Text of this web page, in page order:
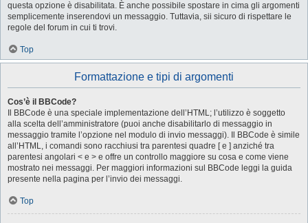
questa opzione è disabilitata. È anche possibile spostare in cima gli argomenti
semplicemente inserendovi un messaggio. Tuttavia, sii sicuro di rispettare le
regole del forum in cui ti trovi.
Top
Formattazione e tipi di argomenti
Cos’è il BBCode?
Il BBCode è una speciale implementazione dell’HTML; l’utilizzo è soggetto
alla scelta dell’amministratore (puoi anche disabilitarlo di messaggio in
messaggio tramite l’opzione nel modulo di invio messaggi). Il BBCode è simile
all’HTML, i comandi sono racchiusi tra parentesi quadre [ e ] anziché tra
parentesi angolari < e > e offre un controllo maggiore su cosa e come viene
mostrato nei messaggi. Per maggiori informazioni sul BBCode leggi la guida
presente nella pagina per l’invio dei messaggi.
Top